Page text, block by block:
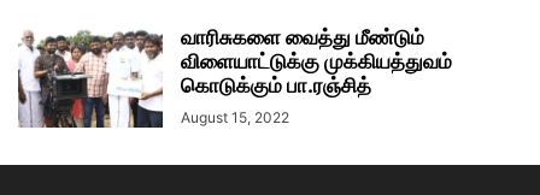
வாரிசுகளை வைத்து மீண்டும்
விளையாட்டுக்கு முக்கியத்துவம்
கொடுக்கும் பா.ரஞ்சித்
August 15, 2022